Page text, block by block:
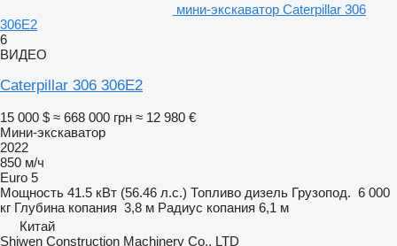
мини-экскаватор Caterpillar 306
306E2
6
ВИДЕО
Caterpillar 306 306E2
15 000 $ ≈ 668 000 грн ≈ 12 980 €
Мини-экскаватор
2022
850 м/ч
Euro 5
Мощность 41.5 кВт (56.46 л.с.) Топливо дизель Грузопод. 6 000
кг Глубина копания 3,8 м Радиус копания 6,1 м
Китай
Shiwen Construction Machinery Co., LTD